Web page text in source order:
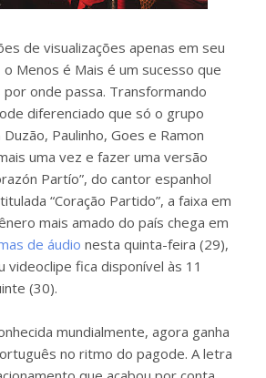
de visualizações apenas em seu
o Menos é Mais é um sucesso que
onde passa. Transformando
diferenciado que só o grupo
Paulinho, Goes e Ramon
uma vez e fazer uma versão
Partío”, do cantor espanhol
“Coração Partido”, a faixa em
mais amado do país chega em
de áudio nesta quinta-feira (29),
videoclipe fica disponível às 11
(30).
mundialmente, agora ganha
no ritmo do pagode. A letra